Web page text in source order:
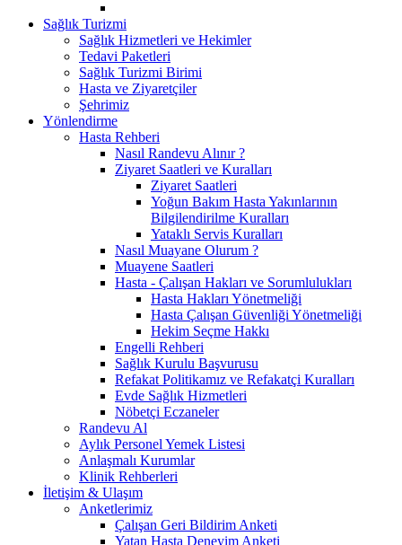
Sağlık Turizmi
Sağlık Hizmetleri ve Hekimler
Tedavi Paketleri
Sağlık Turizmi Birimi
Hasta ve Ziyaretçiler
Şehrimiz
Yönlendirme
Hasta Rehberi
Nasıl Randevu Alınır ?
Ziyaret Saatleri ve Kuralları
Ziyaret Saatleri
Yoğun Bakım Hasta Yakınlarının
Bilgilendirilme Kuralları
Yataklı Servis Kuralları
Nasıl Muayane Olurum ?
Muayene Saatleri
Hasta - Çalışan Hakları ve Sorumlulukları
Hasta Hakları Yönetmeliği
Hasta Çalışan Güvenliği Yönetmeliği
Hekim Seçme Hakkı
Engelli Rehberi
Sağlık Kurulu Başvurusu
Refakat Politikamız ve Refakatçi Kuralları
Evde Sağlık Hizmetleri
Nöbetçi Eczaneler
Randevu Al
Aylık Personel Yemek Listesi
Anlaşmalı Kurumlar
Klinik Rehberleri
İletişim & Ulaşım
Anketlerimiz
Çalışan Geri Bildirim Anketi
Yatan Hasta Deneyim Anketi